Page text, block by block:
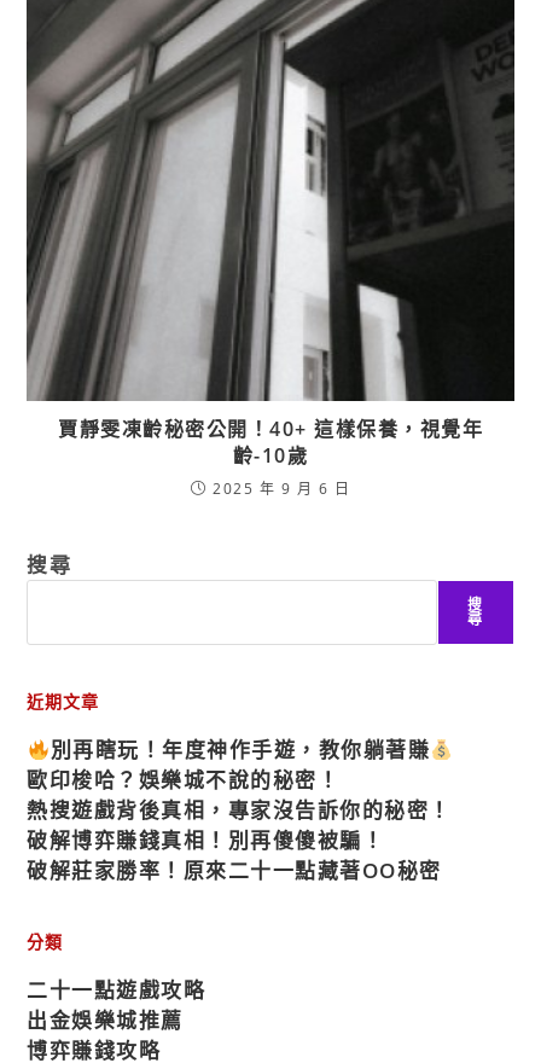
賈靜雯凍齡秘密公開！40+ 這樣保養，視覺年
齡-10歲
2025 年 9 月 6 日
搜尋
搜
尋
近期文章
別再瞎玩！年度神作手遊，教你躺著賺
歐印梭哈？娛樂城不說的秘密！
熱搜遊戲背後真相，專家沒告訴你的秘密！
破解博弈賺錢真相！別再傻傻被騙！
破解莊家勝率！原來二十一點藏著OO秘密
分類
二十一點遊戲攻略
出金娛樂城推薦
博弈賺錢攻略